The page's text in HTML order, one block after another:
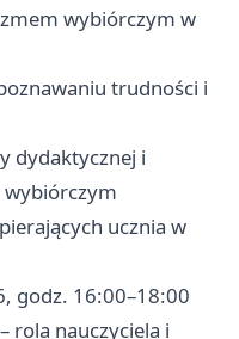
wybiórczym w
trudności i
dydaktycznej i
wybiórczym
ucznia w
godz. 16:00–18:00
rola nauczyciela i